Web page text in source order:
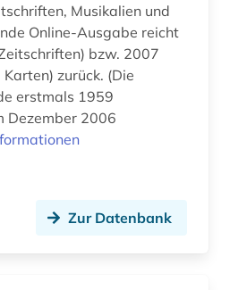
Musikalien und
Online-Ausgabe reicht
bzw. 2007
zurück. (Die
erstmals 1959
Dezember 2006
Zur Datenbank